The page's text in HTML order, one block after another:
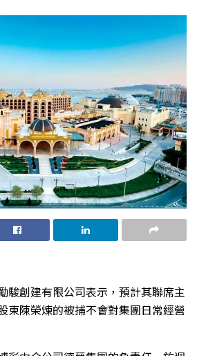
駿創建有限公司表示，預計其聯席主
東陳榮煉的被捕不會對集團日常經營